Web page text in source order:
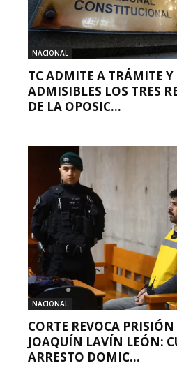
NACIONAL
TC ADMITE A TRÁMITE Y
ADMISIBLES LOS TRES
DE LA OPOSIC...
NACIONAL
CORTE REVOCA
JOAQUÍN LAVÍN LEÓN:
ARRESTO DOMIC...